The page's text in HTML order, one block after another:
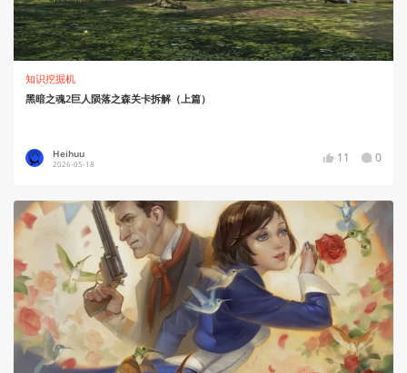
知识挖掘机
黑暗之魂2巨人陨落之森关卡拆解（上篇）
Heihuu
2026-05-18 11 0